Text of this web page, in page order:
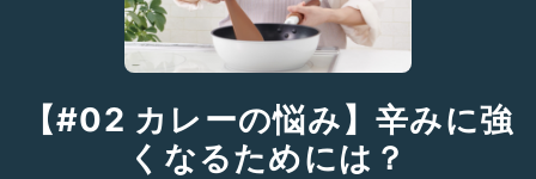
【#02 カレーの悩み】辛みに強
くなるためには？